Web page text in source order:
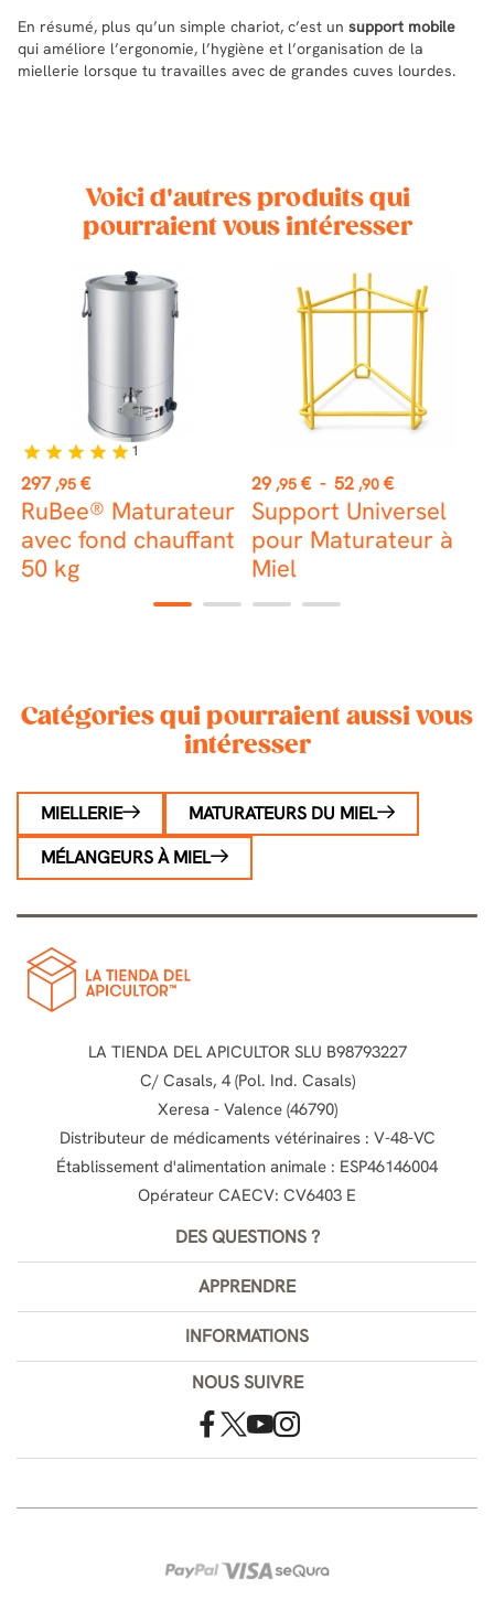
En résumé, plus qu’un simple chariot, c’est un support mobile
qui améliore l’ergonomie, l’hygiène et l’organisation de la
miellerie lorsque tu travailles avec de grandes cuves lourdes.
Voici d'autres produits qui
pourraient vous intéresser
Prix
297 ,95 €
RuBee® Maturateur
avec fond chauffant
50 kg
star star star star star 1
Prix
29 ,95 € - 52 ,90 €
Support Universel
pour Maturateur à
Miel
1 2 3 4
Catégories qui pourraient aussi vous
intéresser
MIELLERIE
MATURATEURS DU MIEL
MÉLANGEURS À MIEL
LA TIENDA DEL APICULTOR SLU B98793227
C/ Casals, 4 (Pol. Ind. Casals)
Xeresa - Valence (46790)
Distributeur de médicaments vétérinaires : V-48-VC
Établissement d'alimentation animale : ESP46146004
Opérateur CAECV: CV6403 E
DES QUESTIONS ?
APPRENDRE
INFORMATIONS
NOUS SUIVRE